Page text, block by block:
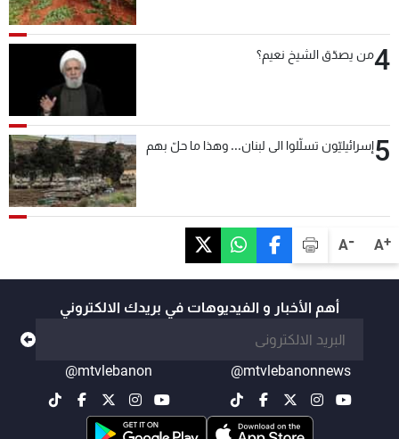
A+
A-
4من يصدّق الشيخ نعيم؟
5إسرائيليّون تسلّلوا الى لبنان... وهذا ما حلّ بهم
أهم الأخبار و الفيديوهات في بريدك الالكتروني
@mtvlebanonnews
@mtvlebanon